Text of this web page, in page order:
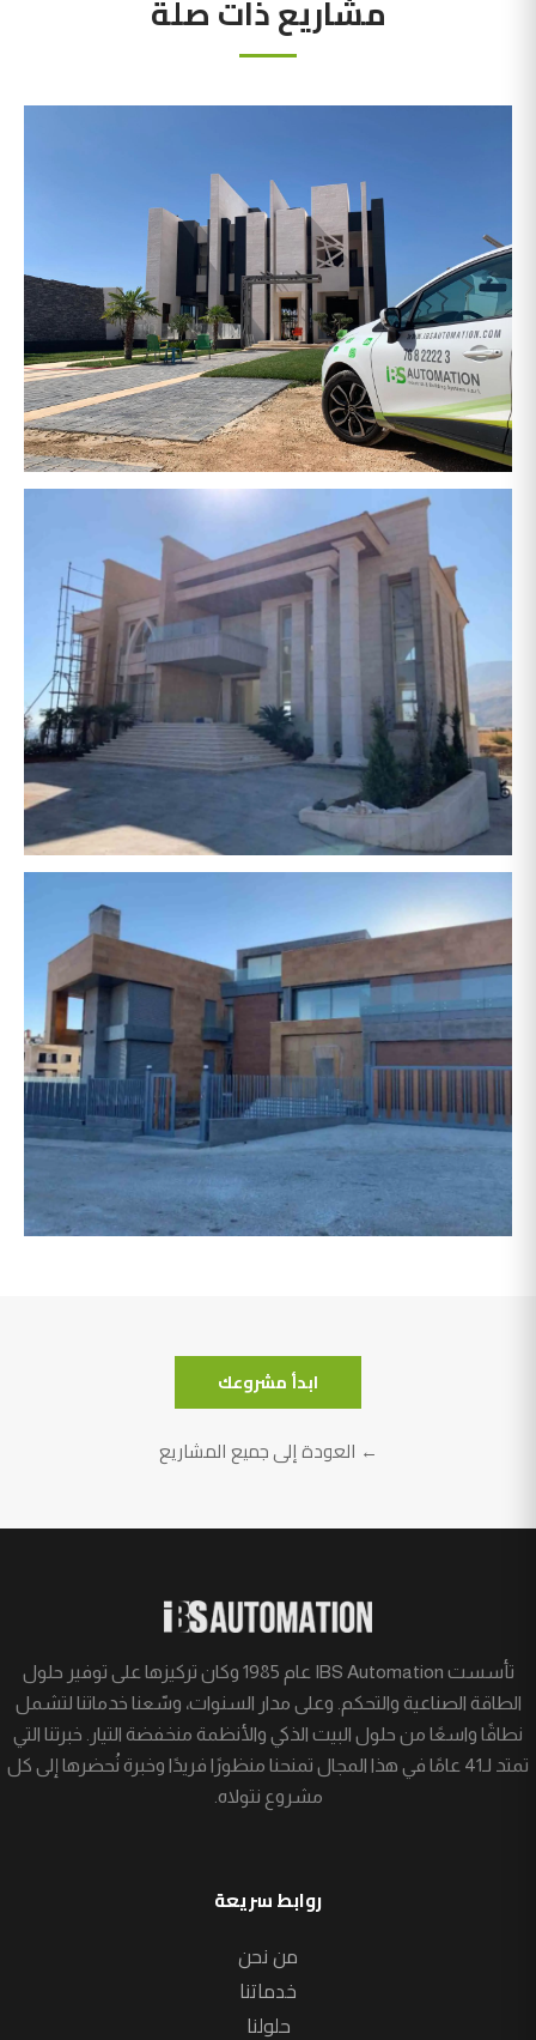
مشاريع ذات صلة
حشيمي
ابدأ مشروعك
← العودة إلى جميع المشاريع
تأسست IBS Automation عام 1985 وكان تركيزها على توفير حلول
الطاقة الصناعية والتحكم. وعلى مدار السنوات، وسّعنا خدماتنا لتشمل
نطاقًا واسعًا من حلول البيت الذكي والأنظمة منخفضة التيار. خبرتنا التي
تمتد لـ41 عامًا في هذا المجال تمنحنا منظورًا فريدًا وخبرة نُحضرها إلى كل
مشروع نتولاه.
روابط سريعة
من نحن
خدماتنا
حلولنا